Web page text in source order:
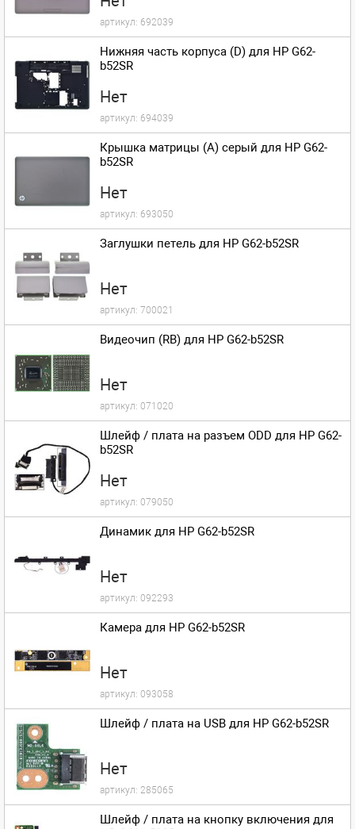
артикул: 692039
Нижняя часть корпуса (D) для HP G62-
b52SR
Нет
артикул: 694039
Крышка матрицы (A) серый для HP G62-
b52SR
Нет
артикул: 693050
Заглушки петель для HP G62-b52SR
Нет
артикул: 700021
Видеочип (RB) для HP G62-b52SR
Нет
артикул: 071020
Шлейф / плата на разъем ODD для HP G62-
b52SR
Нет
артикул: 079050
Динамик для HP G62-b52SR
Нет
артикул: 092293
Камера для HP G62-b52SR
Нет
артикул: 093058
Шлейф / плата на USB для HP G62-b52SR
Нет
артикул: 285065
Шлейф / плата на кнопку включения для